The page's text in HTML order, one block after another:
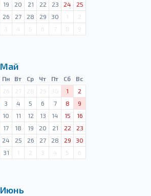
19 20 21 22 23 24
25
26 27 28 29 30 1
2
3 4 5 6 7 8 9
Май
Пн Вт Ср Чт Пт Сб
Вс
26 27 28 29 30 1
2
3 4 5 6 7 8
9
10 11 12 13 14 15
16
17 18 19 20 21 22
23
24 25 26 27 28 29
30
31 1 2 3 4 5 6
Июнь